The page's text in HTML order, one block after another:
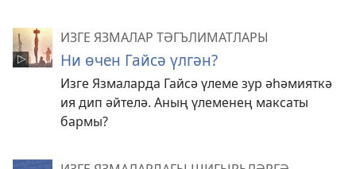
ИЗГЕ ЯЗМАЛАР ТӘГЪЛИМАТЛАРЫ
Ни өчен Гайсә үлгән?
Изге Язмаларда Гайсә үлеме зур әһәмияткә
ия дип әйтелә. Аның үлеменең максаты
бармы?